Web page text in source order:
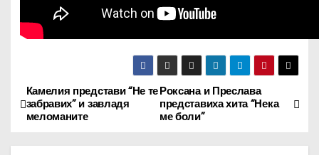
Н
а
Роксана и Преслава
представиха хита “Нека
ме боли”
Камелия представи “Не те
забравих” и завладя
меломаните